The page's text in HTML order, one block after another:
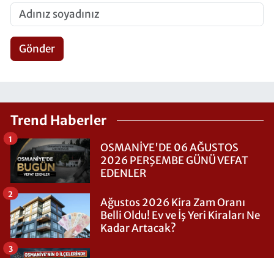
Gönder
Trend Haberler
OSMANİYE'DE 06 AĞUSTOS
2026 PERŞEMBE GÜNÜ VEFAT
EDENLER
1
Ağustos 2026 Kira Zam Oranı
Belli Oldu! Ev ve İş Yeri Kiraları Ne
Kadar Artacak?
2
3